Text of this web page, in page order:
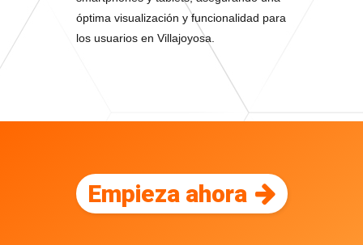
óptima visualización y funcionalidad para
los usuarios en Villajoyosa.
Empieza ahora